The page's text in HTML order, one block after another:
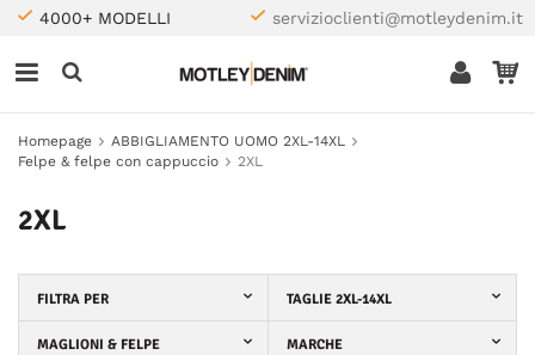
4000+ MODELLI servizioclienti@motleydenim.it
Homepage
ABBIGLIAMENTO UOMO 2XL-14XL
Felpe & felpe con cappuccio
2XL
2XL
FILTRA PER TAGLIE 2XL-14XL
MAGLIONI & FELPE MARCHE